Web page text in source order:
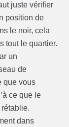
juste vérifier
position de
le noir, cela
tout le quartier.
un
de
que vous
ce que le
dans